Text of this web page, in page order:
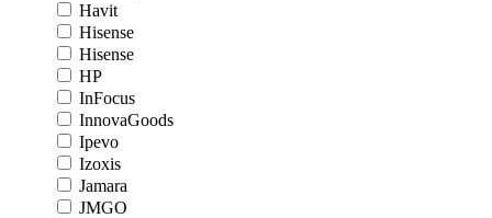
Havit
Hisense
Hisense
HP
InFocus
InnovaGoods
Ipevo
Izoxis
Jamara
JMGO